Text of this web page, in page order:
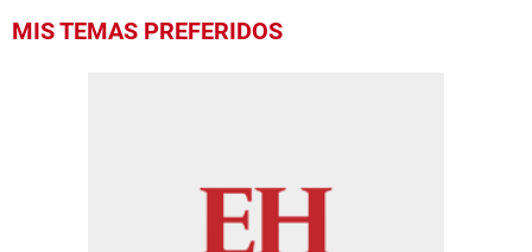
MIS TEMAS PREFERIDOS